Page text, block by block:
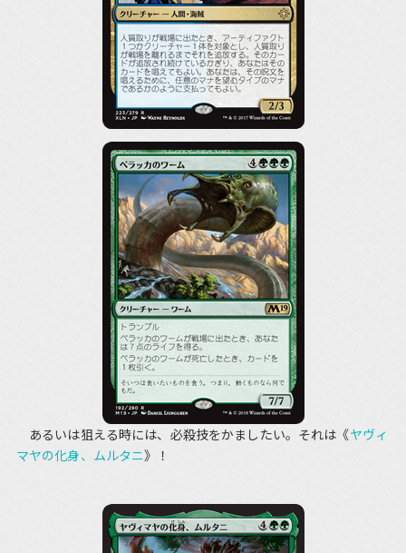
あるいは狙える時には、必殺技をかましたい。それは《ヤヴィ
マヤの化身、ムルタニ》！